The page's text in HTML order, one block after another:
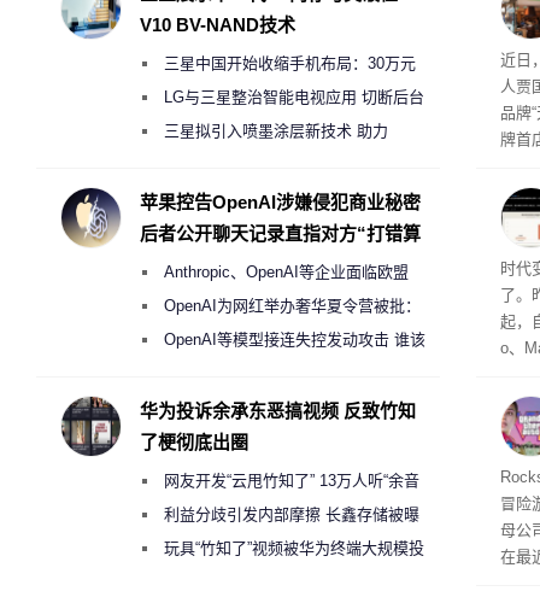
肉
近日
人贾
品牌
牌首
者
与西
时代
了。
起，
o、
和
命令
起
防御
气将
发效
期
冒险
母公
在最
V10 BV-NAND技术
三星中国开始收缩手机布局：30万元
月销售额不达标门店 将被逐步清退
LG与三星整治智能电视应用 切断后台
偷偷共享带宽的违规行为
三星拟引入喷墨涂层新技术 助力
度
苹果控告OpenAI涉嫌侵犯商业秘密
后者公开聊天记录直指对方“打错算
Anthropic、OpenAI等企业面临欧盟
《人工智能法案》全新执法权限审查
OpenAI为网红举办奢华夏令营被批：
2000美元一晚 遭讽“反乌托邦”
OpenAI等模型接连失控发动攻击 谁该
华为投诉余承东恶搞视频 反致竹知
了梗彻底出圈
网友开发“云甩竹知了” 13万人听“余音
绕梁”利益分歧引发内部摩擦 长鑫存储被曝
曾将华为驻场工程师驱逐出研发基地
玩具“竹知了”视频被华为终端大规模投